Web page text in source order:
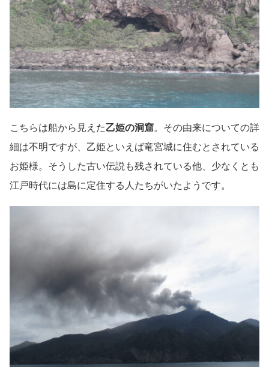
こちらは船から見えた乙姫の洞窟。その由来についての詳
細は不明ですが、乙姫といえば竜宮城に住むとされている
お姫様。そうした古い伝説も残されている他、少なくとも
江戸時代には島に定住する人たちがいたようです。